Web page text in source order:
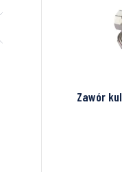
Zawór